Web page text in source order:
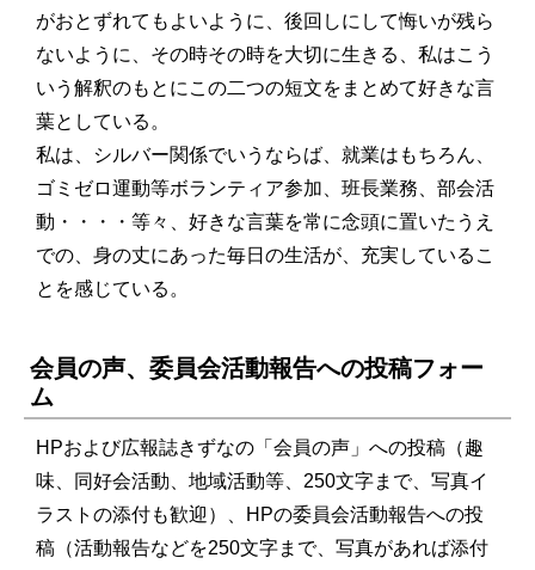
がおとずれてもよいように、後回しにして悔いが残ら
ないように、その時その時を大切に生きる、私はこう
いう解釈のもとにこの二つの短文をまとめて好きな言
葉としている。
私は、シルバー関係でいうならば、就業はもちろん、
ゴミゼロ運動等ボランティア参加、班長業務、部会活
動・・・・等々、好きな言葉を常に念頭に置いたうえ
での、身の丈にあった毎日の生活が、充実しているこ
とを感じている。
会員の声、委員会活動報告への投稿フォー
ム
HPおよび広報誌きずなの「会員の声」への投稿（趣
味、同好会活動、地域活動等、250文字まで、写真イ
ラストの添付も歓迎）、HPの委員会活動報告への投
稿（活動報告などを250文字まで、写真があれば添付